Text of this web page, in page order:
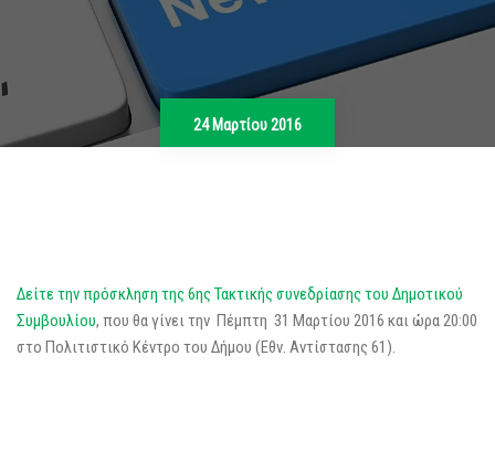
24 Μαρτίου 2016
Δείτε την πρόσκληση της 6ης Τακτικής συνεδρίασης του Δημοτικού
Συμβουλίου, που θα γίνει την Πέμπτη 31 Μαρτίου 2016 και ώρα 20:00
στο Πολιτιστικό Κέντρο του Δήμου (Εθν. Αντίστασης 61).